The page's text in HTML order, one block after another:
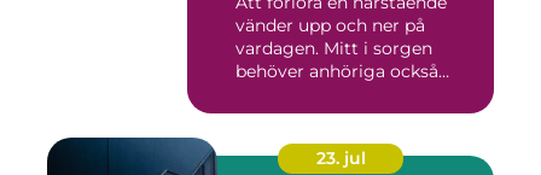
vänder upp och ner på
vardagen. Mitt i sorgen
behöver anhöriga också
23. jul